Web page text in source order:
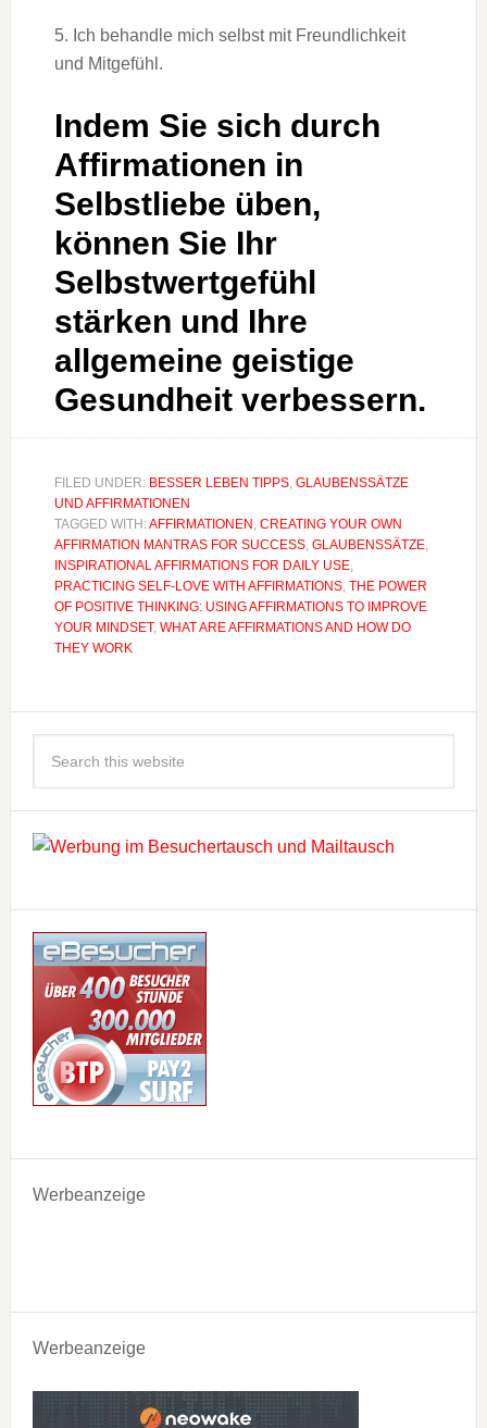
5. Ich behandle mich selbst mit Freundlichkeit
und Mitgefühl.
Indem Sie sich durch
Affirmationen in
Selbstliebe üben,
können Sie Ihr
Selbstwertgefühl
stärken und Ihre
allgemeine geistige
Gesundheit verbessern.
FILED UNDER: BESSER LEBEN TIPPS, GLAUBENSSÄTZE
UND AFFIRMATIONEN
TAGGED WITH:AFFIRMATIONEN , CREATING YOUR OWN
AFFIRMATION MANTRAS FOR SUCCESS, GLAUBENSSÄTZE,
INSPIRATIONAL AFFIRMATIONS FOR DAILY USE,
PRACTICING SELF-LOVE WITH AFFIRMATIONS, THE POWER
OF POSITIVE THINKING: USING AFFIRMATIONS TO IMPROVE
YOUR MINDSET, WHAT ARE AFFIRMATIONS AND HOW DO
THEY WORK
Werbeanzeige
Werbeanzeige